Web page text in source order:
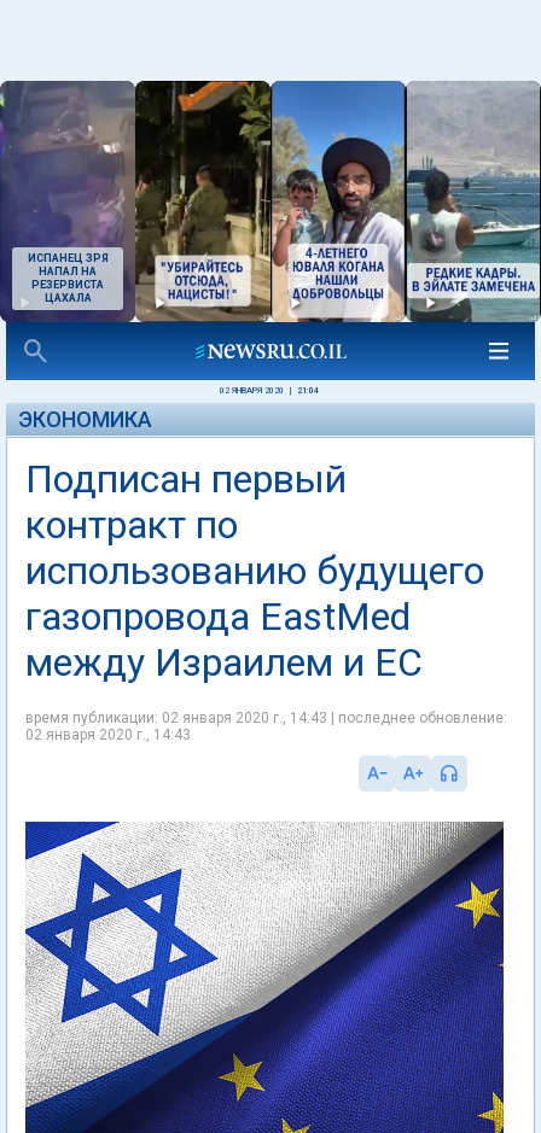
ИСПАНЕЦ ЗРЯ
НАПАЛ НА
РЕЗЕРВИСТА
ЦАХАЛА
02 ЯНВАРЯ 2020 21:04
ЭКОНОМИКА
Подписан первый
контракт по
использованию будущего
газопровода EastMed
между Израилем и ЕС
время публикации: 02 января 2020 г., 14:43 | последнее обновление:
02 января 2020 г., 14:43